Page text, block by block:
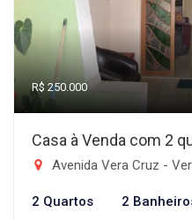
R$ 250.000
Casa à Venda com 2
Avenida Vera Cruz -
2 Quartos 2